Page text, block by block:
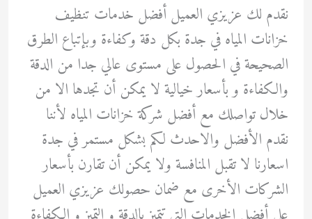
نقدم لك عزيزي العميل أفضل خدمات تنظيف
خزانات المياه في جدة بكل دقة وكفاءة وبإتباع الطرق
الصحيحة في الحصول على مستوى عالي جدا من الدقة
والكفاءة و بأسعار خيالية لا يمكن أن تجدها الا من
خلال تواصلك مع أفضل شركة خزانات المياه لأننا
نقدم الأفضل والاحدث لكم بشكل مستمر في جدة
اسعارنا لا تقبل المنافسة ولا يمكن أن تقارن بأسعار
الشركات الأخرى مع ضمان حصولك عزيزي العميل